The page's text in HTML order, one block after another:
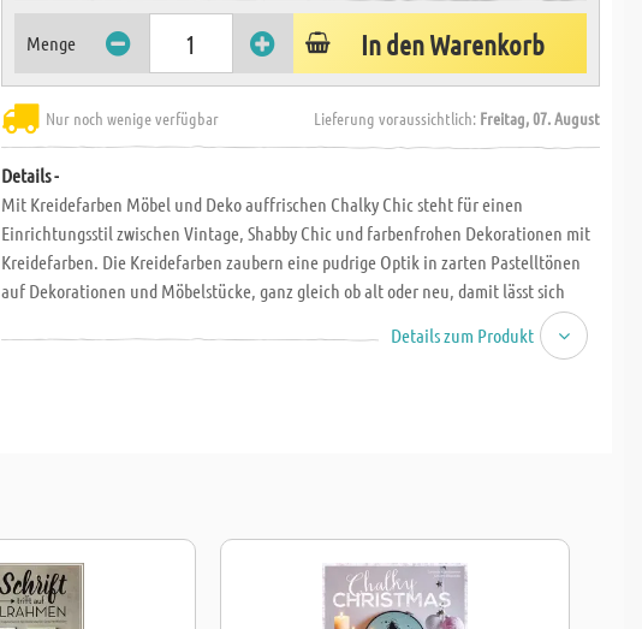
Menge In den Warenkorb
Nur noch wenige verfügbar Lieferung voraussichtlich: Freitag, 07. August
Details -
Mit Kreidefarben Möbel und Deko auffrischen Chalky Chic steht für einen
Einrichtungsstil zwischen Vintage, Shabby Chic und farbenfrohen Dekorationen mit
Kreidefarben. Die Kreidefarben zaubern eine pudrige Optik in zarten Pastelltönen
auf Dekorationen und Möbelstücke, ganz gleich ob alt oder neu, damit lässt sich
eine ganze Wohnung im Handumdrehen neu gestalten. Ob alte Flohmarktfunde
oder neue Möbelstücke, mit den pastelligen Kreidefarben bekommen alle
Frühlingsdeko. 112 Seiten, Hardcover, 25 x 19,5 cm.
Details zum Produkt